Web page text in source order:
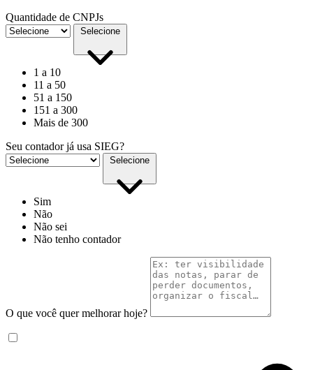
Quantidade de CNPJs
Selecione
1 a 10
11 a 50
51 a 150
151 a 300
Mais de 300
Seu contador já usa SIEG?
Selecione
Sim
Não
Não sei
Não tenho contador
O que você quer melhorar hoje?